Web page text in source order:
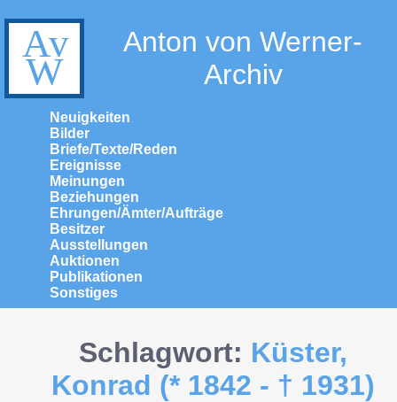
Anton von Werner-
Archiv
Neuigkeiten
Bilder
Briefe/Texte/Reden
Ereignisse
Meinungen
Beziehungen
Ehrungen/Ämter/Aufträge
Besitzer
Ausstellungen
Auktionen
Publikationen
Sonstiges
Schlagwort: Küster,
Konrad (* 1842 - † 1931)